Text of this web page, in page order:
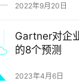
2022年9月20日
Gartner对企
的8个预测
2023年4月6日